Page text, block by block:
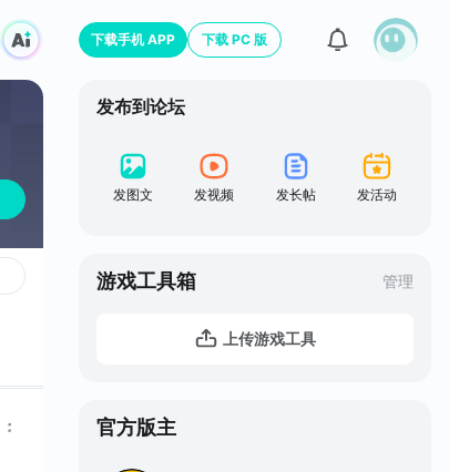
下载手机 APP 下载 PC 版
发布到论坛
发图文 发视频 发长帖 发活动
游戏工具箱 管理
上传游戏工具
官方版主